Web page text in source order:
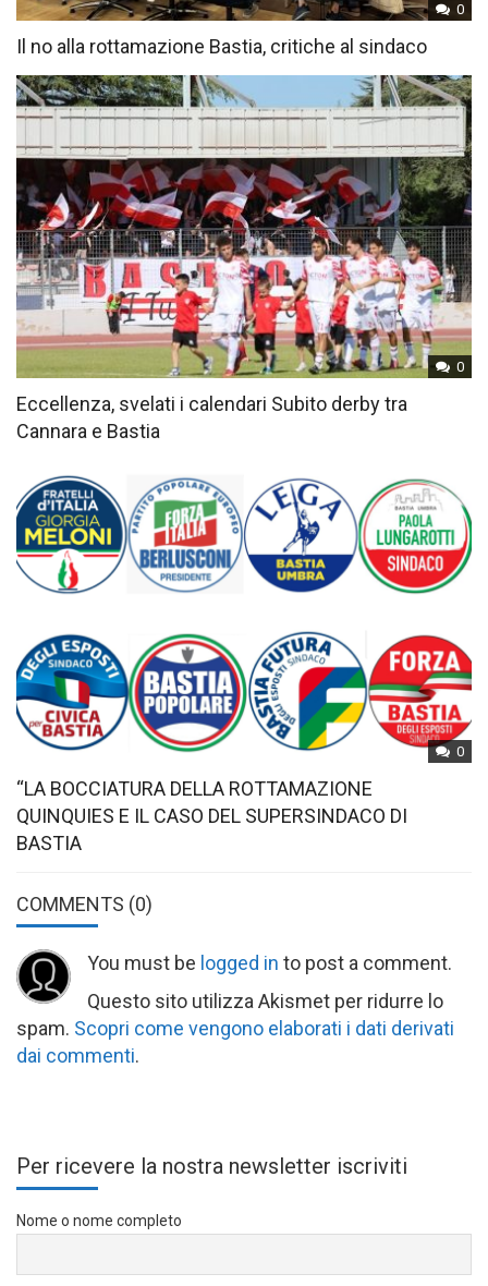
0
Il no alla rottamazione Bastia, critiche al sindaco
0
Eccellenza, svelati i calendari Subito derby tra
Cannara e Bastia
0
“LA BOCCIATURA DELLA ROTTAMAZIONE
QUINQUIES E IL CASO DEL SUPERSINDACO DI
BASTIA
COMMENTS (0)
You must be logged in to post a comment.
Questo sito utilizza Akismet per ridurre lo
spam. Scopri come vengono elaborati i dati derivati
dai commenti.
Per ricevere la nostra newsletter iscriviti
Nome o nome completo